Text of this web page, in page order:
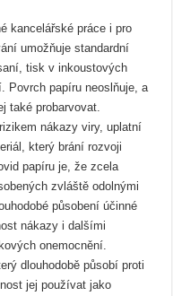
kancelářské práce i pro
umožňuje standardní
tisk v inkoustových
Povrch papíru neoslňuje, a
také probarvovat.
nákazy viry, uplatní
který brání rozvoji
papíru je, že zcela
zvláště odolnými
působení účinné
nákazy i dalšími
onemocnění.
dlouhodobě působí proti
jej používat jako